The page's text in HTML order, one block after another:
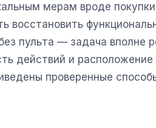
мерам вроде покупки
восстановить
пульта — задача вполне
действий и
проверенные